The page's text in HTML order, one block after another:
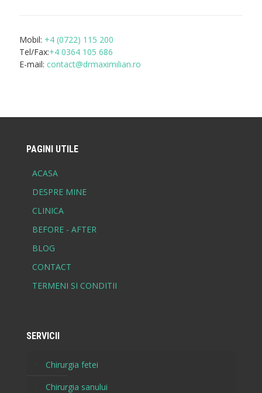
Mobil: +4 (0722) 115 200
Tel/Fax:+4 0364 105 686
E-mail: contact@drmaximilian.ro
PAGINI UTILE
ACASA
DESPRE MINE
CLINICA
BEFORE - AFTER
BLOG
CONTACT
TERMENI SI CONDITII
SERVICII
Chirurgia fetei
Chirurgia sanului